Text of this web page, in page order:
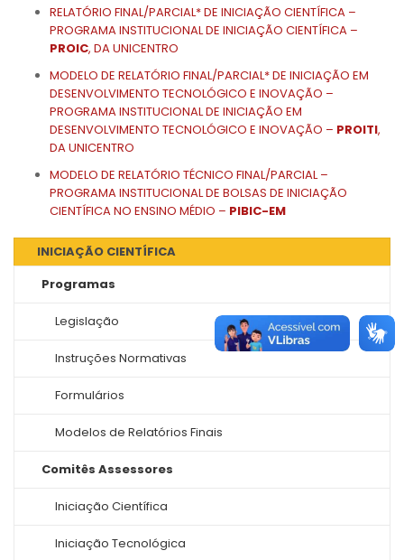
RELATÓRIO FINAL/PARCIAL* DE INICIAÇÃO CIENTÍFICA –
PROGRAMA INSTITUCIONAL DE INICIAÇÃO CIENTÍFICA –
PROIC, DA UNICENTRO
MODELO DE RELATÓRIO FINAL/PARCIAL* DE INICIAÇÃO EM
DESENVOLVIMENTO TECNOLÓGICO E INOVAÇÃO –
PROGRAMA INSTITUCIONAL DE INICIAÇÃO EM
DESENVOLVIMENTO TECNOLÓGICO E INOVAÇÃO – PROITI,
DA UNICENTRO
MODELO DE RELATÓRIO TÉCNICO FINAL/PARCIAL –
PROGRAMA INSTITUCIONAL DE BOLSAS DE INICIAÇÃO
CIENTÍFICA NO ENSINO MÉDIO – PIBIC-EM
INICIAÇÃO CIENTÍFICA
Programas
Legislação
Instruções Normativas
Formulários
Modelos de Relatórios Finais
Comitês Assessores
Iniciação Científica
Iniciação Tecnológica